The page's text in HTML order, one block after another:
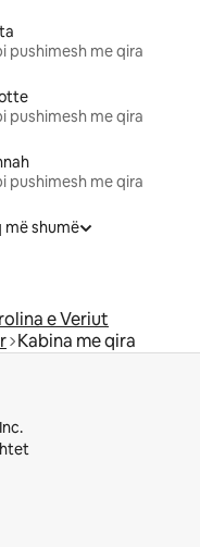
pushimesh me qira
pushimesh me qira
pushimesh me qira
më shumë
e Veriut
Kabina me qira